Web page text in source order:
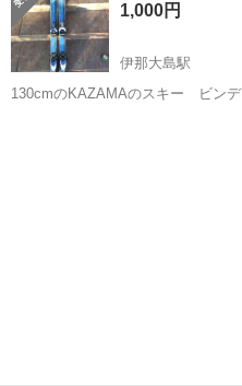
ランニングマシーン
1,000円
伊那大島駅
130cmのKAZAMAのスキー ビンディ